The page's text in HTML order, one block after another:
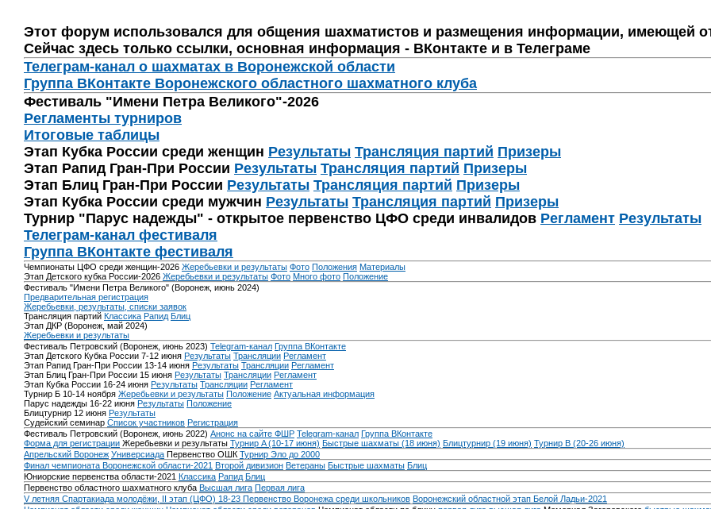
Этот форум использовался для общения шахматистов и размещения информации, имеющей
Сейчас здесь только ссылки, основная информация - ВКонтакте и в Телеграме
Телеграм-канал о шахматах в Воронежской области
Группа ВКонтакте Воронежского областного шахматного клуба
Фестиваль "Имени Петра Великого"-2026
Регламенты турниров
Итоговые таблицы
Этап Кубка России среди женщин Результаты Трансляция партий Призеры
Этап Рапид Гран-При России Результаты Трансляция партий Призеры
Этап Блиц Гран-При России Результаты Трансляция партий Призеры
Этап Кубка России среди мужчин Результаты Трансляция партий Призеры
Турнир "Парус надежды" - открытое первенство ЦФО среди инвалидов Регламент Результаты
Телеграм-канал фестиваля
Группа ВКонтакте фестиваля
Чемпионаты ЦФО среди женщин-2026 Жеребьевки и результаты Фото Положения Материалы
Этап Детского кубка России-2026 Жеребьевки и результаты Фото Много фото Положение
Фестиваль "Имени Петра Великого" (Воронеж, июнь 2024)
Предварительная регистрация
Жеребьевки, результаты, списки заявок
Трансляция партий Классика Рапид Блиц
Этап ДКР (Воронеж, май 2024)
Жеребьевки и результаты
Фестиваль Петровский (Воронеж, июнь 2023) Telegram-канал Группа ВКонтакте
Этап Детского Кубка России 7-12 июня Результаты Трансляции Регламент
Этап Рапид Гран-При России 13-14 июня Результаты Трансляции Регламент
Этап Блиц Гран-При России 15 июня Результаты Трансляции Регламент
Этап Кубка России 16-24 июня Результаты Трансляции Регламент
Турнир Б 10-14 ноября Жеребьевки и результаты Положение Актуальная информация
Парус надежды 16-22 июня Результаты Положение
Блицтурнир 12 июня Результаты
Судейский семинар Список участников Регистрация
Фестиваль Петровский (Воронеж, июнь 2022) Анонс на сайте ФШР Telegram-канал Группа ВКонтакте
Форма для регистрации Жеребьевки и результаты Турнир A (10-17 июня) Быстрые шахматы (18 июня) Блицтурнир (19 июня) Турнир B (20-26 июня)
Апрельский Воронеж Универсиада Первенство ОШК Турнир Эло до 2000
Финал чемпионата Воронежской области-2021 Второй дивизион Ветераны Быстрые шахматы Блиц
Юниорские первенства области-2021 Классика Рапид Блиц
Первенство областного шахматного клуба Высшая лига Первая лига
V летняя Спартакиада молодёжи, II этап (ЦФО) 18-23 Первенство Воронежа среди школьников Воронежский областной этап Белой Ладьи-2021